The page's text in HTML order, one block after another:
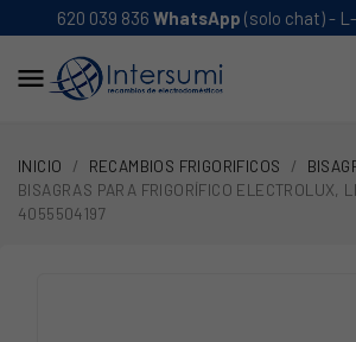
620 039 836 WhatsApp (solo chat) -

INICIO RECAMBIOS FRIGORIFICOS
BISAGRAS PARA FRIGORÍFICO ELECTROLUX,
4055504197